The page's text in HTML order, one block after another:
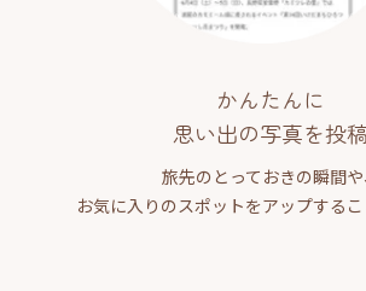
かんたんに
思い出の写真を投稿
旅先のとっておきの瞬間や
お気に入りのスポットをアップする